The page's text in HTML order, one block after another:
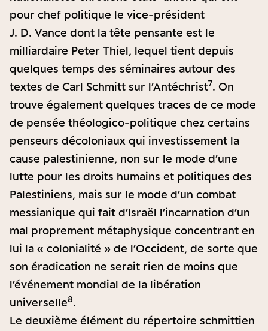
pour chef politique le vice-président
J. D. Vance dont la tête pensante est le
milliardaire Peter Thiel, lequel tient depuis
quelques temps des séminaires autour des
textes de Carl Schmitt sur l’Antéchrist7. On
trouve également quelques traces de ce mode
de pensée théologico-politique chez certains
penseurs décoloniaux qui investissement la
cause palestinienne, non sur le mode d’une
lutte pour les droits humains et politiques des
Palestiniens, mais sur le mode d’un combat
messianique qui fait d’Israël l’incarnation d’un
mal proprement métaphysique concentrant en
lui la « colonialité » de l’Occident, de sorte que
son éradication ne serait rien de moins que
l’événement mondial de la libération
universelle8.
Le deuxième élément du répertoire schmittien